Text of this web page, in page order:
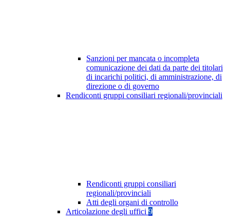
Sanzioni per mancata o incompleta
comunicazione dei dati da parte dei titolari
di incarichi politici, di amministrazione, di
direzione o di governo
Rendiconti gruppi consiliari regionali/provinciali
Rendiconti gruppi consiliari
regionali/provinciali
Atti degli organi di controllo
Articolazione degli uffici 9